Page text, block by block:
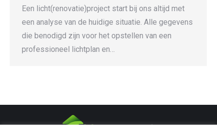
Een licht(renovatie)project start bij ons altijd met
een analyse van de huidige situatie. Alle gegevens
die benodigd zijn voor het opstellen van een
professioneel lichtplan en…